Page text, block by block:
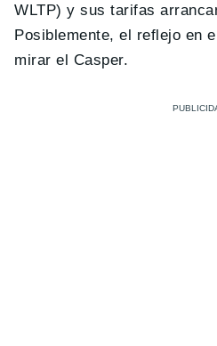
WLTP) y sus tarifas
Posiblemente, el reflejo en
mirar el Casper.